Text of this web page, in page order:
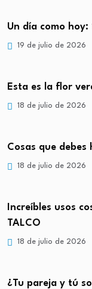
Un día como hoy:
19 de julio de 2026
Esta es la flor
18 de julio de 2026
Cosas que
18 de julio de 2026
Increíbles usos
TALCO
18 de julio de 2026
¿Tu pareja y tú